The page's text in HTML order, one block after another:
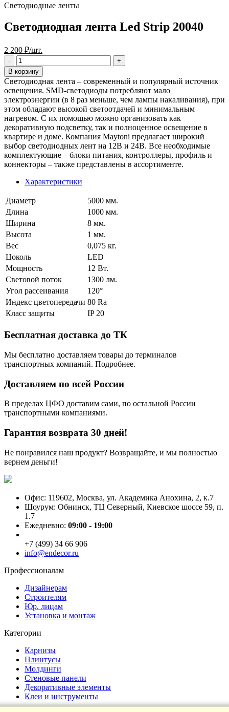
Светодиодные ленты
Светодиодная лента Led Strip 20040
2 200 ₽/шт.
В корзину
Светодиодная лента – современный и популярный источник
освещения. SMD-светодиоды потребляют мало
электроэнергии (в 8 раз меньше, чем лампы накаливания), при
этом обладают высокой светоотдачей и минимальным
нагревом. С их помощью можно организовать как
декоративную подсветку, так и полноценное освещение в
квартире и доме. Компания Maytoni предлагает широкий
выбор светодиодных лент на 12В и 24В. Все необходимые
комплектующие – блоки питания, контроллеры, профиль и
коннекторы – также представлены в ассортименте.
Характеристики
Диаметр
5000 мм.
Длина
1000 мм.
Ширина
8 мм.
Высота
1 мм.
Вес
0,075 кг.
Цоколь
LED
Мощность
12 Вт.
Световой поток
1300 лм.
Угол рассеивания
120°
Индекс цветопередачи 80 Ra
Класс защиты
IP 20
Бесплатная доставка до ТК
Мы бесплатно доставляем товары до терминалов
транспортных компаний. Подробнее.
Доставляем по всей России
В пределах ЦФО доставим сами, по остальной России
транспортными компаниями.
Гарантия возврата 30 дней!
Не понравился наш продукт? Возвращайте, и мы полностью
вернем деньги!
Офис: 119602, Москва, ул. Академика Анохина, 2, к.7
Шоурум: Обнинск, ТЦ Северный, Киевское шоссе 59, п.
1.7
Ежедневно: 09:00 - 19:00
+7 (499) 34 66 906
info@endecor.ru
Профессионалам
Дизайнерам
Строителям
Юр. лицам
Установка и монтаж
Категории
Карнизы
Плинтусы
Молдинги
Стеновые панели
Декоративные элементы
Клеи и инструменты